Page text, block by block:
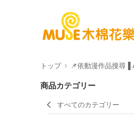
トップ 📌依動漫作品搜尋▐
商品カテゴリー
すべてのカテゴリー